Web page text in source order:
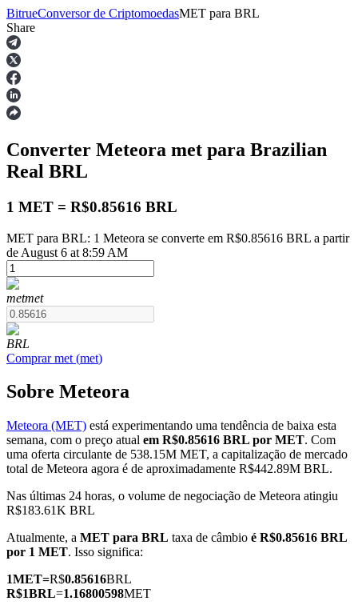
Futuros
Futuros de USDT
Futuros COIN-M
Futuros de criptomoeda
TradFi
Derivativos de ações, câmbio, metais preciosos e commodities
BitrueConversor de CriptomoedasMET para BRL
Share
Converter Meteora met para Brazilian
Real BRL
1 MET = R$0.85616 BRL
MET para BRL: 1 Meteora se converte em R$0.85616 BRL a partir
de August 6 at 8:59 AM
metmet
BRL
Comprar met (met)
Sobre Meteora
Meteora (MET) está experimentando uma tendência de baixa esta
semana, com o preço atual em R$0.85616 BRL por MET. Com
uma oferta circulante de 538.15M MET, a capitalização de mercado
total de Meteora agora é de aproximadamente R$442.89M BRL.
Nas últimas 24 horas, o volume de negociação de Meteora atingiu
R$183.61K BRL
Atualmente, a MET para BRL taxa de câmbio é R$0.85616 BRL
por 1 MET. Isso significa:
1MET=R$0.85616BRL
R$1BRL=1.16800598MET